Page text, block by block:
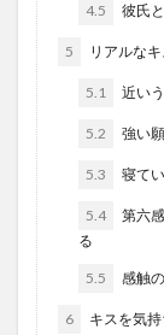
4.5 彼氏
5 リアルな
5.1 近い
5.2 強い
5.3 寝て
5.4
第六
る
5.5 感触
6 キスを気